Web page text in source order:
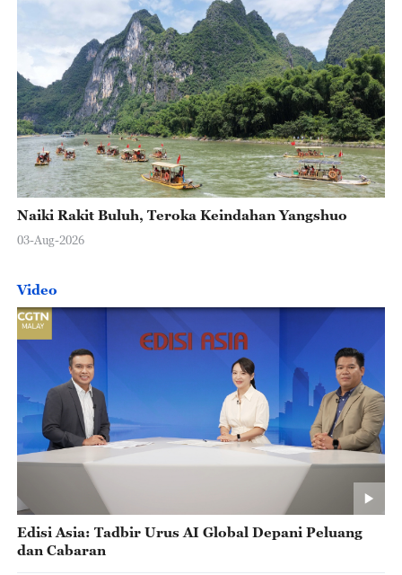
Naiki Rakit Buluh, Teroka Keindahan Yangshuo
03-Aug-2026
Video
Edisi Asia: Tadbir Urus AI Global Depani Peluang
dan Cabaran